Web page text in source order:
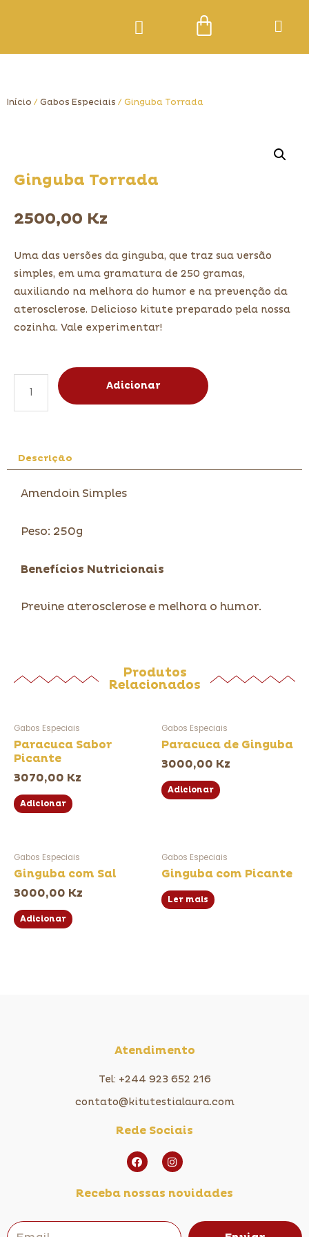
Início / Gabos Especiais / Ginguba Torrada
Ginguba Torrada
2500,00 Kz
Uma das versões da ginguba, que traz sua versão
simples, em uma gramatura de 250 gramas,
auxiliando na melhora do humor e na prevenção da
aterosclerose. Delicioso kitute preparado pela nossa
cozinha. Vale experimentar!
Adicionar
Descrição
Amendoin Simples
Peso: 250g
Benefícios Nutricionais
Previne aterosclerose e melhora o humor.
Produtos
Relacionados
Gabos Especiais
Paracuca Sabor
Picante
3070,00 Kz
Adicionar
Gabos Especiais
Paracuca de Ginguba
3000,00 Kz
Adicionar
Gabos Especiais
Ginguba com Sal
3000,00 Kz
Adicionar
Gabos Especiais
Ginguba com Picante
Ler mais
Atendimento
Tel: +244 923 652 216
contato@kitutestialaura.com
Rede Sociais
Receba nossas novidades